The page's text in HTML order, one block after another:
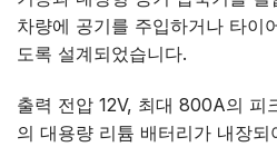
차량에 공기를 주입하거나 타이
도록 설계되었습니다.
출력 전압 12V, 최대 800A의
의 대용량 리튬 배터리가 내장